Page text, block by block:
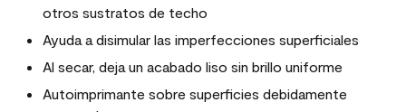
otros sustratos de techo
Ayuda a disimular las imperfecciones superficiales
Al secar, deja un acabado liso sin brillo uniforme
Autoimprimante sobre superficies debidamente